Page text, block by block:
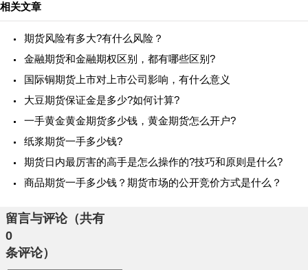
相关文章
期货风险有多大?有什么风险？
金融期货和金融期权区别，都有哪些区别?
国际铜期货上市对上市公司影响，有什么意义
大豆期货保证金是多少?如何计算?
一手黄金黄金期货多少钱，黄金期货怎么开户?
纸浆期货一手多少钱?
期货日内最厉害的高手是怎么操作的?技巧和原则是什么?
商品期货一手多少钱？期货市场的公开竞价方式是什么？
留言与评论（共有
0
条评论）